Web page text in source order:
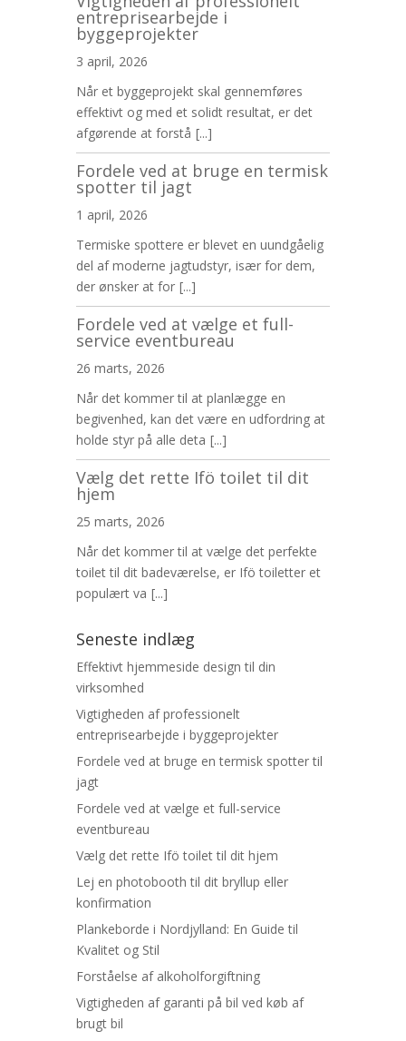
entreprisearbejde i
byggeprojekter
3 april, 2026
Når et byggeprojekt skal gennemføres
effektivt og med et solidt resultat, er det
afgørende at forstå [...]
Fordele ved at bruge en termisk
spotter til jagt
1 april, 2026
Termiske spottere er blevet en uundgåelig
del af moderne jagtudstyr, især for dem,
der ønsker at for [...]
Fordele ved at vælge et full-
service eventbureau
26 marts, 2026
Når det kommer til at planlægge en
begivenhed, kan det være en udfordring at
holde styr på alle deta [...]
Vælg det rette Ifö toilet til dit
hjem
25 marts, 2026
Når det kommer til at vælge det perfekte
toilet til dit badeværelse, er Ifö toiletter et
populært va [...]
Seneste indlæg
Effektivt hjemmeside design til din
virksomhed
Vigtigheden af professionelt
entreprisearbejde i byggeprojekter
Fordele ved at bruge en termisk spotter til
jagt
Fordele ved at vælge et full-service
eventbureau
Vælg det rette Ifö toilet til dit hjem
Lej en photobooth til dit bryllup eller
konfirmation
Plankeborde i Nordjylland: En Guide til
Kvalitet og Stil
Forståelse af alkoholforgiftning
Vigtigheden af garanti på bil ved køb af
brugt bil